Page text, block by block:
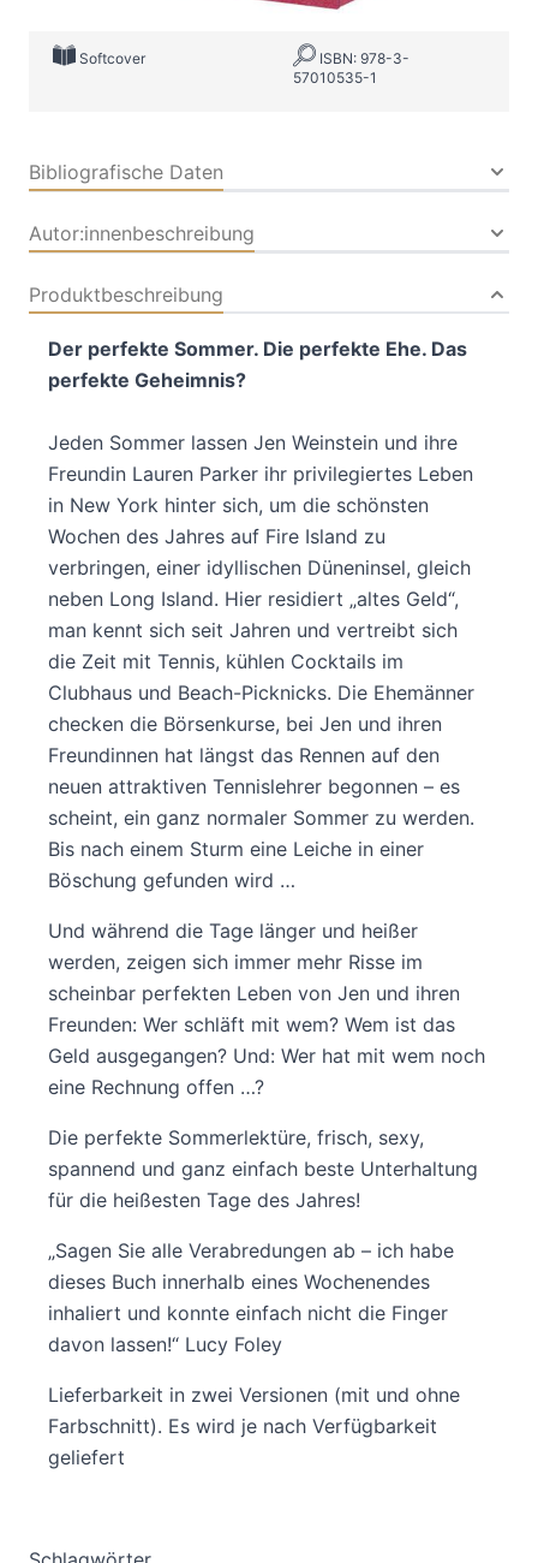
Softcover
ISBN: 978-3-
57010535-1
Bibliografische Daten
Autor:innenbeschreibung
Produktbeschreibung
Der perfekte Sommer. Die perfekte Ehe. Das
perfekte Geheimnis?
Jeden Sommer lassen Jen Weinstein und ihre
Freundin Lauren Parker ihr privilegiertes Leben
in New York hinter sich, um die schönsten
Wochen des Jahres auf Fire Island zu
verbringen, einer idyllischen Düneninsel, gleich
neben Long Island. Hier residiert „altes Geld“,
man kennt sich seit Jahren und vertreibt sich
die Zeit mit Tennis, kühlen Cocktails im
Clubhaus und Beach-Picknicks. Die Ehemänner
checken die Börsenkurse, bei Jen und ihren
Freundinnen hat längst das Rennen auf den
neuen attraktiven Tennislehrer begonnen – es
scheint, ein ganz normaler Sommer zu werden.
Bis nach einem Sturm eine Leiche in einer
Böschung gefunden wird …
Und während die Tage länger und heißer
werden, zeigen sich immer mehr Risse im
scheinbar perfekten Leben von Jen und ihren
Freunden: Wer schläft mit wem? Wem ist das
Geld ausgegangen? Und: Wer hat mit wem noch
eine Rechnung offen …?
Die perfekte Sommerlektüre, frisch, sexy,
spannend und ganz einfach beste Unterhaltung
für die heißesten Tage des Jahres!
„Sagen Sie alle Verabredungen ab – ich habe
dieses Buch innerhalb eines Wochenendes
inhaliert und konnte einfach nicht die Finger
davon lassen!“ Lucy Foley
Lieferbarkeit in zwei Versionen (mit und ohne
Farbschnitt). Es wird je nach Verfügbarkeit
geliefert